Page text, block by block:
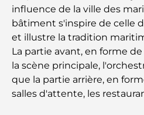
Découvrez les meilleurs
Business Bay, à Dubaï.
Hôpitaux publics à
complets pour tous
Lamborghini les plus
influence de la ville des
bâtiment s'inspire de celle
et illustre la tradition
La partie avant, en forme
la scène principale,
que la partie arrière, en
salles d'attente, les